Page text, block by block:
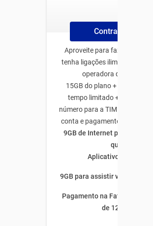
Contrate Online
Aproveite para fazer o plano
tenha ligações ilimitadas
operadora de todo
15GB do plano + 50GB de
tempo limitado + 5GB
número para a TIM + 5GB na
conta e pagamento através
9GB de Internet para utilizar
quiser
Aplicativos
9GB para assistir vídeos por
Pagamento na Fatura com
de 12 meses